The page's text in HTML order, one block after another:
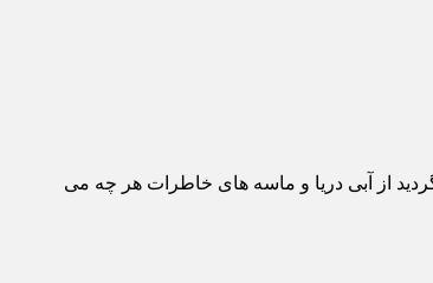
از آبی دریا و ماسه های خاطرات هر چه می